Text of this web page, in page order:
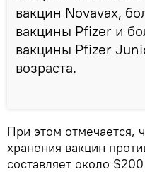
вакцин Novavax,
вакцины Pfizer и
вакцины Pfizer
возраста.
При этом отмечается,
хранения вакцин
составляет около